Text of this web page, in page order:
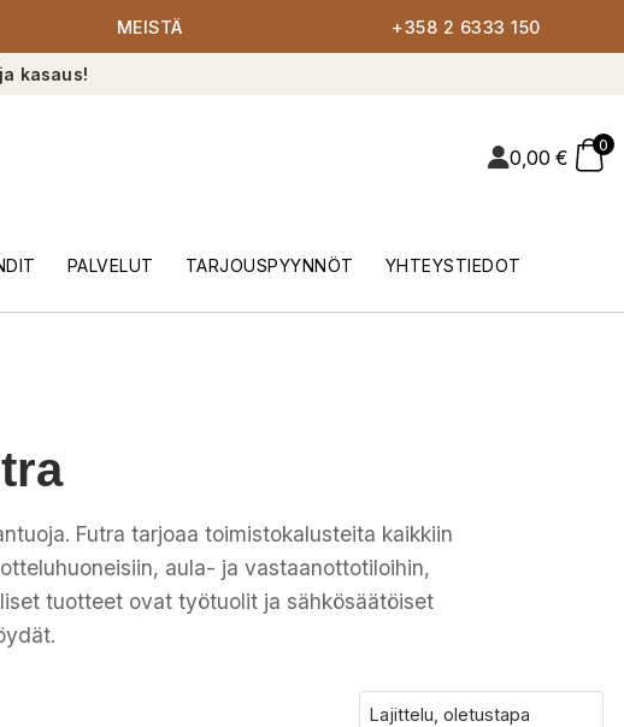
MEISTÄ +358 2 6333 150
kasaus!
0,00 €
0
PALVELUT TARJOUSPYYNNÖT YHTEYSTIEDOT
Futra tarjoaa toimistokalusteita kaikkiin
aula- ja vastaanottotiloihin,
tuotteet ovat työtuolit ja sähkösäätöiset